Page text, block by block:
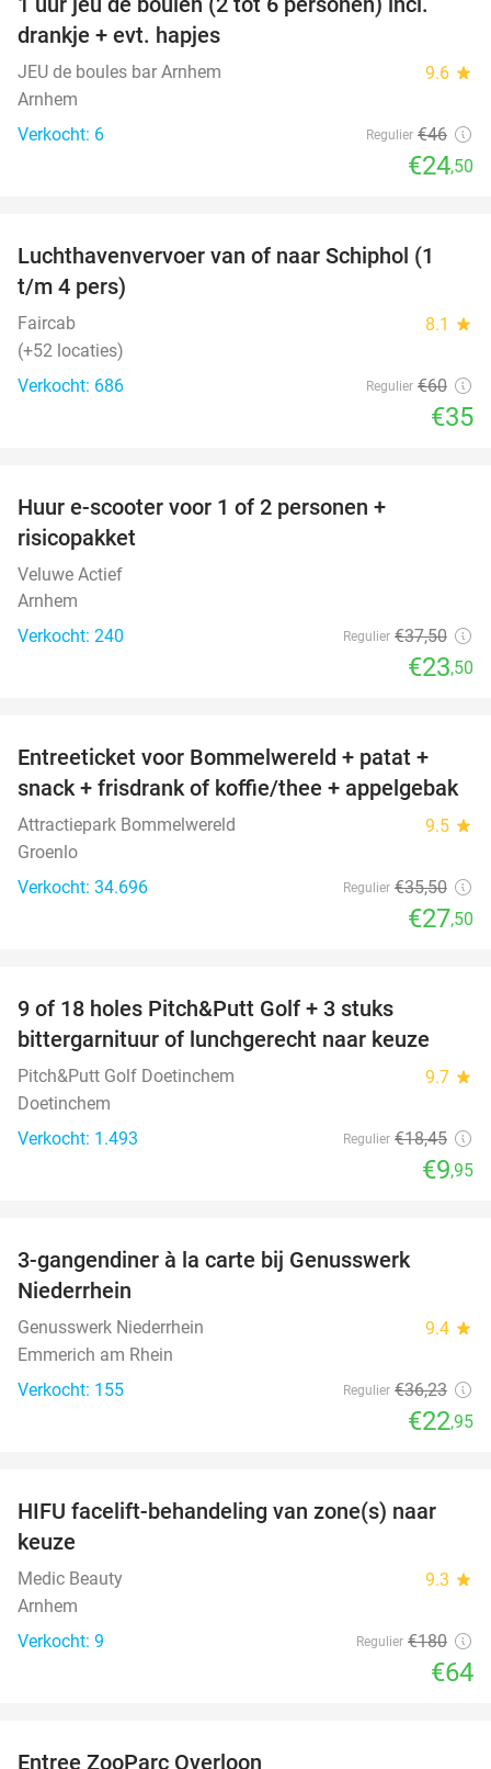
47%
drankje + evt. hapjes
JEU de boules bar Arnhem 9.6 star
Arnhem
Verkocht: 6
Regulier €46
€24,50
42%
Luchthavenvervoer van of naar Schiphol (1
t/m 4 pers)
Faircab 8.1 star
(+52 locaties)
Verkocht: 686
Regulier €60
€35
Huur e-scooter voor 1 of 2 personen +
risicopakket
Veluwe Actief
Arnhem
Verkocht: 240
Regulier €37,50
€23,50
23%
Entreeticket voor Bommelwereld + patat +
snack + frisdrank of koffie/thee + appelgebak
Attractiepark Bommelwereld 9.5 star
Groenlo
Verkocht: 34.696
Regulier €35,50
€27,50
9 of 18 holes Pitch&Putt Golf + 3 stuks
bittergarnituur of lunchgerecht naar keuze
Pitch&Putt Golf Doetinchem 9.7 star
Doetinchem
Verkocht: 1.493
Regulier €18,45
€9,95
3-gangendiner à la carte bij Genusswerk
Niederrhein
Genusswerk Niederrhein 9.4 star
Emmerich am Rhein
Verkocht: 155
Regulier €36,23
€22,95
64%
HIFU facelift-behandeling van zone(s) naar
keuze
Medic Beauty 9.3 star
Arnhem
Verkocht: 9
Regulier €180
€64
Entree ZooParc Overloon